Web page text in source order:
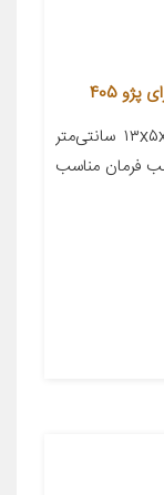
معرفی محصول جزئیات محصول ابعاد ۱۳x۵x۵ سانتی‌متر
بسته‌بندی ۱ محل نصب فرمان مناسب